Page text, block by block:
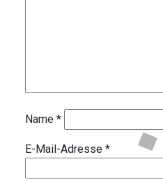
Name *
E-Mail-Adresse *